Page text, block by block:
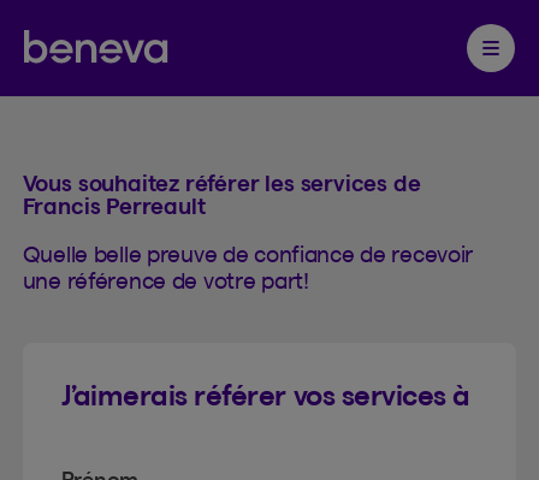
Partenaire Beneva
Ouvrir
Référence
Vous souhaitez référer les services de
Francis Perreault
Quelle belle preuve de confiance de recevoir
une référence de votre part!
J’aimerais référer vos services à